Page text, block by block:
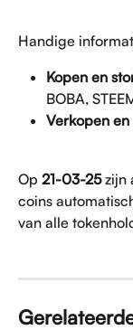
Handige
Kopen en
BOBA,
Verkopen
Op 21-03-25 zijn
coins
van alle